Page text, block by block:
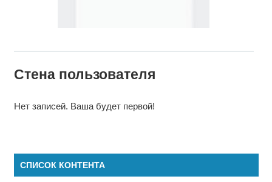
Стена пользователя
Нет записей. Ваша будет первой!
СПИСОК КОНТЕНТА